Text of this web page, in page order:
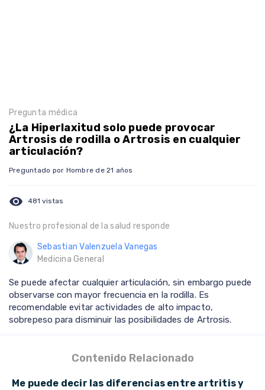
Pregunta médica
¿La Hiperlaxitud solo puede provocar
Artrosis de rodilla o Artrosis en cualquier
articulación?
Preguntado por Hombre de 21 años
visibility 481 vistas
Nuestro profesional de la salud responde
Sebastian Valenzuela Vanegas
Medicina General
Se puede afectar cualquier articulación, sin embargo puede
observarse con mayor frecuencia en la rodilla. Es
recomendable evitar actividades de alto impacto,
sobrepeso para disminuir las posibilidades de Artrosis.
Contenido Relacionado
Me puede decir las diferencias entre artritis y